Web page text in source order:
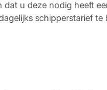
u deze nodig heeft
schipperstarief te